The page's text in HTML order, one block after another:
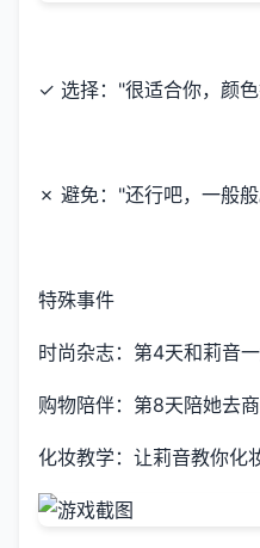
✓ 选择："很适合你，颜
✗ 避免："还行吧，一般
特殊事件
时尚杂志：第4天和莉音
购物陪伴：第8天陪她去
化妆教学：让莉音教你化